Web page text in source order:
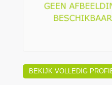
BEKIJK VOLLEDIG